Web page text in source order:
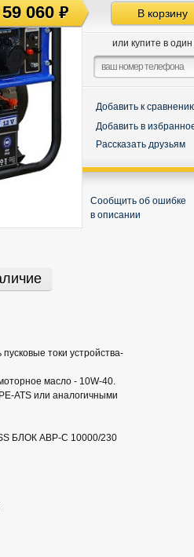
В корзину
или купите в один
Добавить к
Добавить в
Рассказать друзьям
Сообщить об ошибке
в описании
59 060руб
токи устройства-
масло - 10W-40.
ATS или аналогичными
БЛОК АВР-С 10000/230